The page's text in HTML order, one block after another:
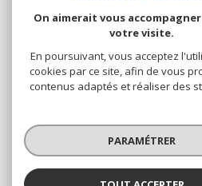
Nous
© 2026 | Tous droits réservés |
Nos honoraires
Plan du site
On aimerait vous
votre visite.
En poursuivant, vous acceptez
cookies par ce site, afin de vous
contenus adaptés et réaliser des
PARAMÉTRER